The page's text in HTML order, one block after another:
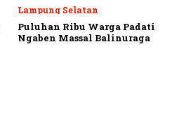
Lampung Selatan
Puluhan Ribu Warga Padati
Ngaben Massal Balinuraga